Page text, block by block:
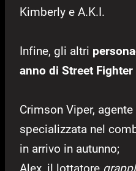
Kimberly e A.K.I.
Infine, gli altri
anno di Street Fighter
Crimson Viper, agente
specializzata nel
in arrivo in autunno;
Alex, il lottatore